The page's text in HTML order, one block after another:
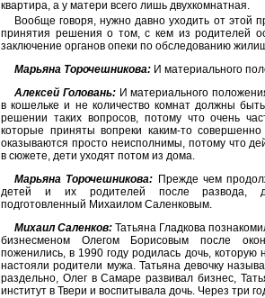
квартира, а у матери всего лишь двухкомнатная.
Вообще говоря, нужно давно уходить от этой
принятия решения о том, с кем из родителей
заключение органов опеки по обследованию
Марьяна Торочешникова: И материального
Алексей Головань:И материального
в кошельке и не количество комнат должны
решении таких вопросов, потому что очень
которые приняты вопреки каким-то
оказываются просто неисполнимы, потому что
в сюжете, дети уходят потом из дома.
Марьяна Торочешникова: Прежде чем
детей и их родителей после развода,
подготовленный Михаилом Саленковым.
Михаил Саленков: Татьяна Гладкова
бизнесменом Олегом Борисовым после
поженились, в 1990 году родилась дочь,
настояли родители мужа. Татьяна девочку
раздельно, Олег в Самаре развивал бизнес,
институт в Твери и воспитывала дочь. Через три